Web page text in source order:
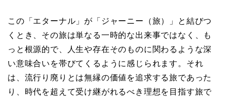
この「エターナル」が「ジャーニー（旅）」と結びつ
くとき、その旅は単なる一時的な出来事ではなく、も
っと根源的で、人生や存在そのものに関わるような深
い意味合いを帯びてくるように感じられます。それ
は、流行り廃りとは無縁の価値を追求する旅であった
り、時代を超えて受け継がれるべき理想を目指す旅で